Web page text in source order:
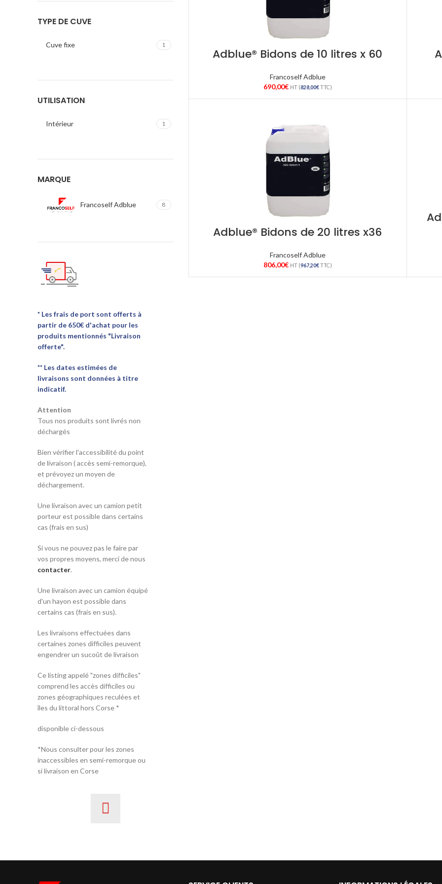
TYPE DE CUVE
Cuve fixe 1
UTILISATION
Intérieur 1
MARQUE
Francoself Adblue 8
* Les frais de port sont offerts à
partir de 650€ d'achat pour les
produits mentionnés "Livraison
offerte".
** Les dates estimées de
livraisons sont données à titre
indicatif.
Attention
Tous nos produits sont livrés non
déchargés
Bien vérifier l'accessibilité du point
de livraison ( accès semi-remorque),
et prévoyez un moyen de
déchargement.
Une livraison avec un camion petit
porteur est possible dans certains
cas (frais en sus)
Si vous ne pouvez pas le faire par
vos propres moyens, merci de nous
contacter.
Une livraison avec un camion équipé
d'un hayon est possible dans
certains cas (frais en sus).
Les livraisons effectuées dans
certaines zones difficiles peuvent
engendrer un sucoût de livraison
Ce listing appelé "zones difficiles"
comprend les accès difficiles ou
zones géographiques reculées et
îles du littoral hors Corse *
disponible ci-dessous
*Nous consulter pour les zones
inaccessibles en semi-remorque ou
si livraison en Corse
Adblue® Bidons de 10 litres x 60
Francoself Adblue
690,00€ HT (828,00€TTC)
Adblue® Bidons de 20 litres x36
Francoself Adblue
806,00€ HT (967,20€TTC)